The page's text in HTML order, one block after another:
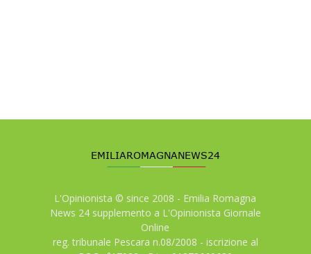
L'Opinionista © since 2008 - Emilia Romagna
News 24 supplemento a L'Opinionista Giornale
Online
reg. tribunale Pescara n.08/2008 - iscrizione al